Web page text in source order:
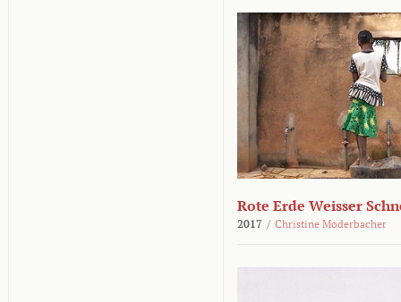
Rote Erde Weisser
2017 / Christine Moderbacher